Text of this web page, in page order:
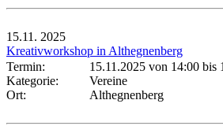
15.11. 2025
Kreativworkshop in Althegnenberg
Termin:
15.11.2025 von 14:00 bis
Kategorie:
Vereine
Ort:
Althegnenberg